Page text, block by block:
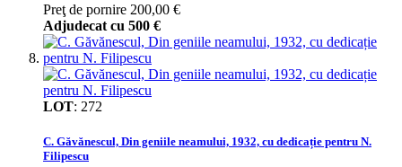
Preţ de pornire 200,00 €
Adjudecat cu 500 €
LOT: 272
C. Găvănescul, Din geniile neamului, 1932, cu dedicație pentru N.
Filipescu